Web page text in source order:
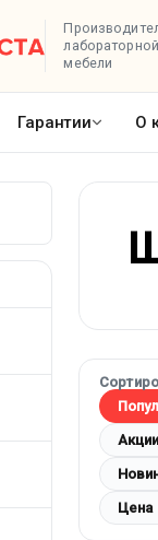
лабораторной
мебели
Гарантии О
Акции
Цена